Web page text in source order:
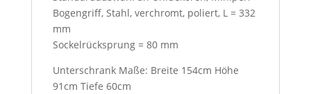
Bogengriff, Stahl, verchromt, poliert, L = 332
mm
Sockelrücksprung = 80 mm
Unterschrank Maße: Breite 154cm Höhe
91cm Tiefe 60cm